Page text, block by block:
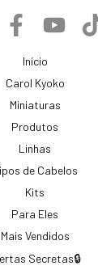
Início
Carol Kyoko
Miniaturas
Produtos
Linhas
de Cabelos
Kits
Para Eles
Mais Vendidos
Secretas🔒